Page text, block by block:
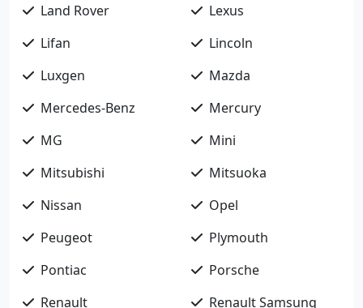
Land Rover
Lexus
Lifan
Lincoln
Luxgen
Mazda
Mercedes-Benz
Mercury
MG
Mini
Mitsubishi
Mitsuoka
Nissan
Opel
Peugeot
Plymouth
Pontiac
Porsche
Renault
Renault Samsung